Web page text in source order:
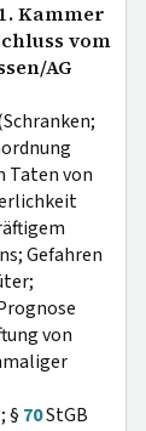
Kammer
vom
AG
Taten von
Gefahren
von
§ 70StGB